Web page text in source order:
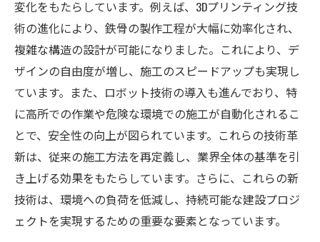
変化をもたらしています。例えば、3Dプリンティング技
術の進化により、鉄骨の製作工程が大幅に効率化され、
複雑な構造の設計が可能になりました。これにより、デ
ザインの自由度が増し、施工のスピードアップも実現し
ています。また、ロボット技術の導入も進んでおり、特
に高所での作業や危険な環境での施工が自動化されるこ
とで、安全性の向上が図られています。これらの技術革
新は、従来の施工方法を再定義し、業界全体の基準を引
き上げる効果をもたらしています。さらに、これらの新
技術は、環境への負荷を低減し、持続可能な建設プロジ
ェクトを実現するための重要な要素となっています。